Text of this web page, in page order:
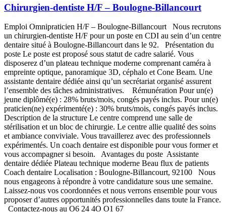
Chirurgien-dentiste H/F – Boulogne-Billancourt
Emploi Omnipraticien H/F – Boulogne-Billancourt Nous recrutons
un chirurgien-dentiste H/F pour un poste en CDI au sein d’un centre
dentaire situé à Boulogne-Billancourt dans le 92. Présentation du
poste Le poste est proposé sous statut de cadre salarié. Vous
disposerez d’un plateau technique moderne comprenant caméra à
empreinte optique, panoramique 3D, céphalo et Cone Beam. Une
assistante dentaire dédiée ainsi qu’un secrétariat organisé assurent
l’ensemble des tâches administratives. Rémunération Pour un(e)
jeune diplômé(e) : 28% bruts/mois, congés payés inclus. Pour un(e)
praticien(ne) expérimenté(e) : 30% bruts/mois, congés payés inclus.
Description de la structure Le centre comprend une salle de
stérilisation et un bloc de chirurgie. Le centre allie qualité des soins
et ambiance conviviale. Vous travaillerez avec des professionnels
expérimentés. Un coach dentaire est disponible pour vous former et
vous accompagner si besoin. Avantages du poste Assistante
dentaire dédiée Plateau technique moderne Beau flux de patients
Coach dentaire Localisation : Boulogne-Billancourt, 92100 Nous
nous engageons à répondre à votre candidature sous une semaine.
Laissez-nous vos coordonnées et nous verrons ensemble pour vous
proposer d’autres opportunités professionnelles dans toute la France.
Contactez-nous au O6 24 4O O1 67